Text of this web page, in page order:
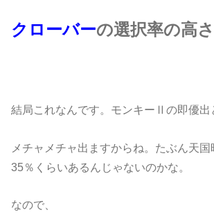
クローバーの選択率の高さ
結局これなんです。モンキーⅡの即優出
メチャメチャ出ますからね。たぶん天
35％くらいあるんじゃないのかな。
なので、